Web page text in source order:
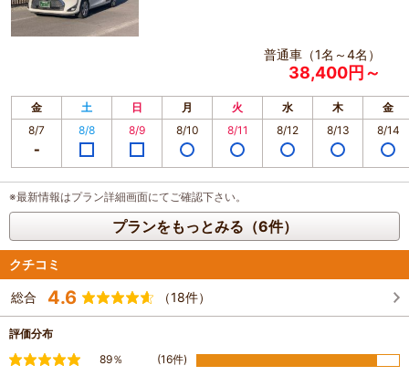
普通車（1名～4名）
38,400円～
金 土 日 月 火 水 木
金
8/7
8/8 8/9 8/10 8/11 8/12 8/13 8/14
※最新情報はプラン詳細画面にてご確認下さい。
プランをもっとみる（6件）
クチコミ
総合 4.6 （18件）
評価分布
満足89％ (16件)